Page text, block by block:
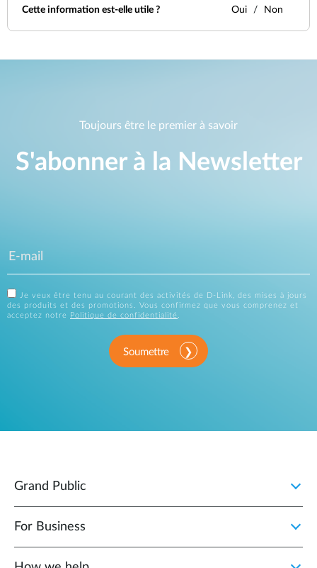
Cette information est-elle utile ? Oui Non
Toujours être le premier à savoir
S'abonner à la Newsletter
Je veux être tenu au courant des activités de D-Link, des mises à jours
des produits et des promotions. Vous confirmez que vous comprenez et
acceptez notre
Politique de confidentialité.
Soumettre
Grand Public
For Business